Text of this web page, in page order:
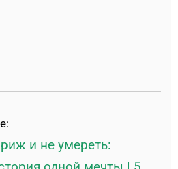
и не умереть: